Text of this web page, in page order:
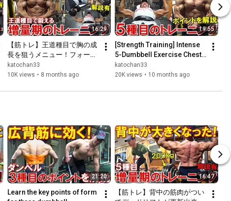
16:29
【筋トレ】王道種目で胸の成
長を狙うメニュー！フォーム
も変えて大胸筋を追い込む増
量期のトレーニング【解説
katochan33
10K views • 8 months ago
19:55
[Strength Training] Intense
5-Dumbbell Exercise Chest
Workout! Explaining Key
Points for Effectiv...
katochan33
20K views • 10 months ago
21:20
Learn the key points of form
16:47
【筋トレ】背中の筋肉がつい